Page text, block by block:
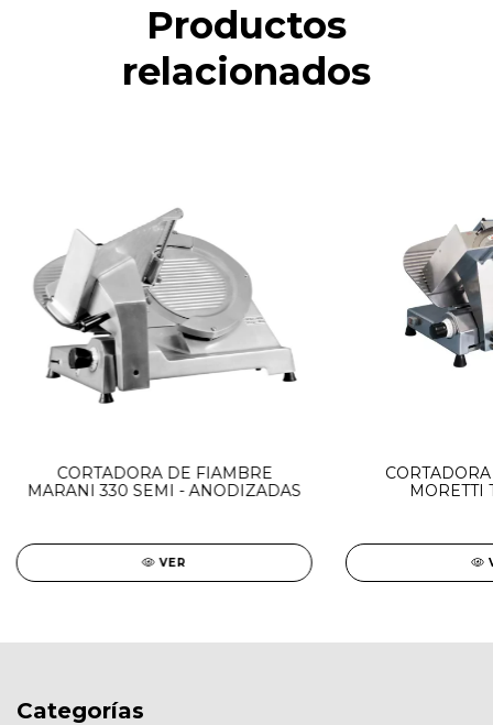
Productos
relacionados
CORTADORA DE FIAMBRE
MARANI 330 SEMI - ANODIZADAS
VER
MORETTI
Categorías